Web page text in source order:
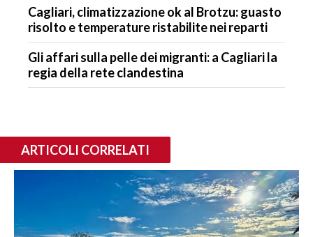
Cagliari, climatizzazione ok al Brotzu: guasto
risolto e temperature ristabilite nei reparti
Gli affari sulla pelle dei migranti: a Cagliari la
regia della rete clandestina
ARTICOLI CORRELATI